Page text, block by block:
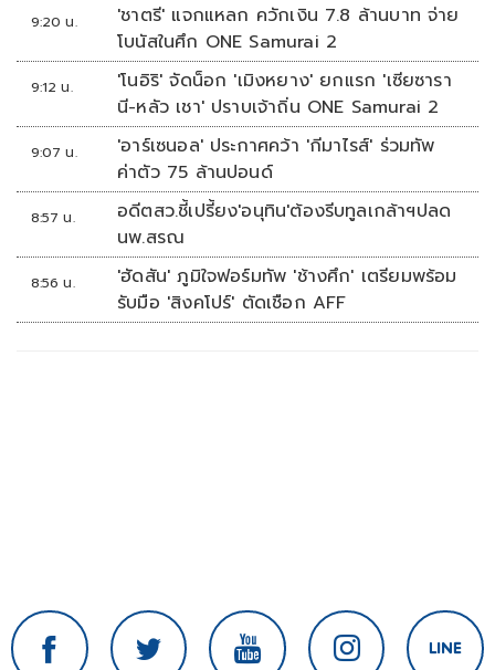
9:20 น.
'ชาตรี' แจกแหลก ควักเงิน 7.8 ล้านบาท จ่าย
โบนัสในศึก ONE Samurai 2
9:12 น.
'โนอิริ' จัดน็อก 'เมิงหยาง' ยกแรก 'เซียซารา
นี-หลัว เชา' ปราบเจ้าถิ่น ONE Samurai 2
9:07 น.
'อาร์เซนอล' ประกาศคว้า 'กีมาไรส์' ร่วมทัพ
ค่าตัว 75 ล้านปอนด์
8:57 น.
อดีตสว.ชี้เปรี้ยง'อนุทิน'ต้องรีบทูลเกล้าฯปลด
นพ.สรณ
8:56 น.
'ฮัดสัน' ภูมิใจฟอร์มทัพ 'ช้างศึก' เตรียมพร้อม
รับมือ 'สิงคโปร์' ตัดเชือก AFF